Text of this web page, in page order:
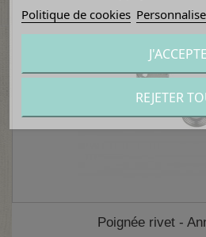
Poignée rivet -
Politique de cookies
REJETER
J'ACCEPTE